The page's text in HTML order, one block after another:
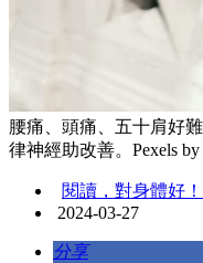
腰痛、頭痛、五十肩好
律神經助改善。Pexels
閱讀，對身體好！
2024-03-27
分享